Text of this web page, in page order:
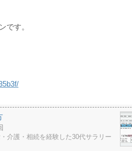
です。
介護・相続を経験した30代サラリー